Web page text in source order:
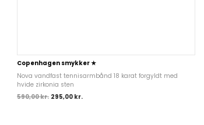
Copenhagen smykker ★
Nova vandfast tennisarmbånd 18 karat forgyldt med
hvide zirkonia sten
590,00kr. 295,00 kr.